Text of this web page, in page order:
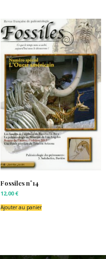
Fossiles n°14
12,00€
Ajouter au panier